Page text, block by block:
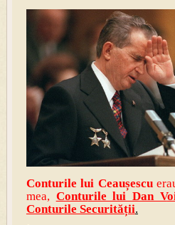
Conturile lui Ceaușescu
mea, Conturile lui Dan V
Conturile Securității.